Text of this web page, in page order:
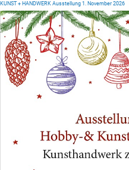
KUNST + HANDWERK Ausstellung 1. November 2026